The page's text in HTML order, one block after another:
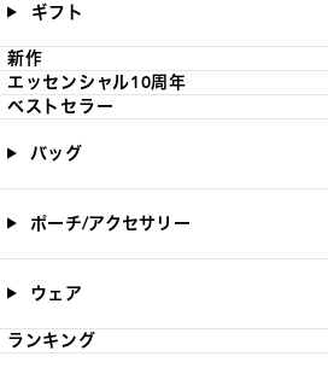
ギフト
新作
エッセンシャル10周年
ベストセラー
バッグ
ポーチ/アクセサリー
ウェア
ランキング